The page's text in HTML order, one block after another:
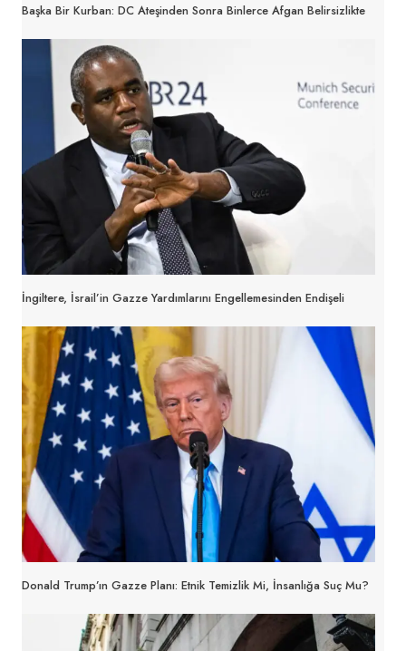
Başka Bir Kurban: DC Ateşinden Sonra Binlerce Afgan Belirsizlikte
İngiltere, İsrail’in Gazze Yardımlarını Engellemesinden Endişeli
Donald Trump’ın Gazze Planı: Etnik Temizlik Mi, İnsanlığa Suç Mu?